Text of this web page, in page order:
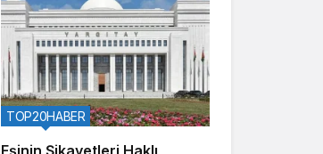
TOP20HABER